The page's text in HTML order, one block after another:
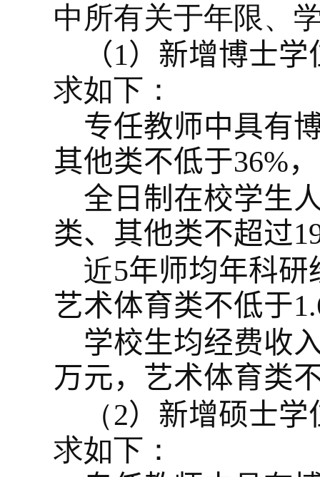
中所有关于年限、
（1） 新增博士学
求如下：
专任教师中具有
其他类不低于36%，
全日制在校学生
类、其他类不超过
近5年师均年科研
艺术体育类不低于
学校生均经费收
万元， 艺术体育类
（2）新增硕士学
求如下：